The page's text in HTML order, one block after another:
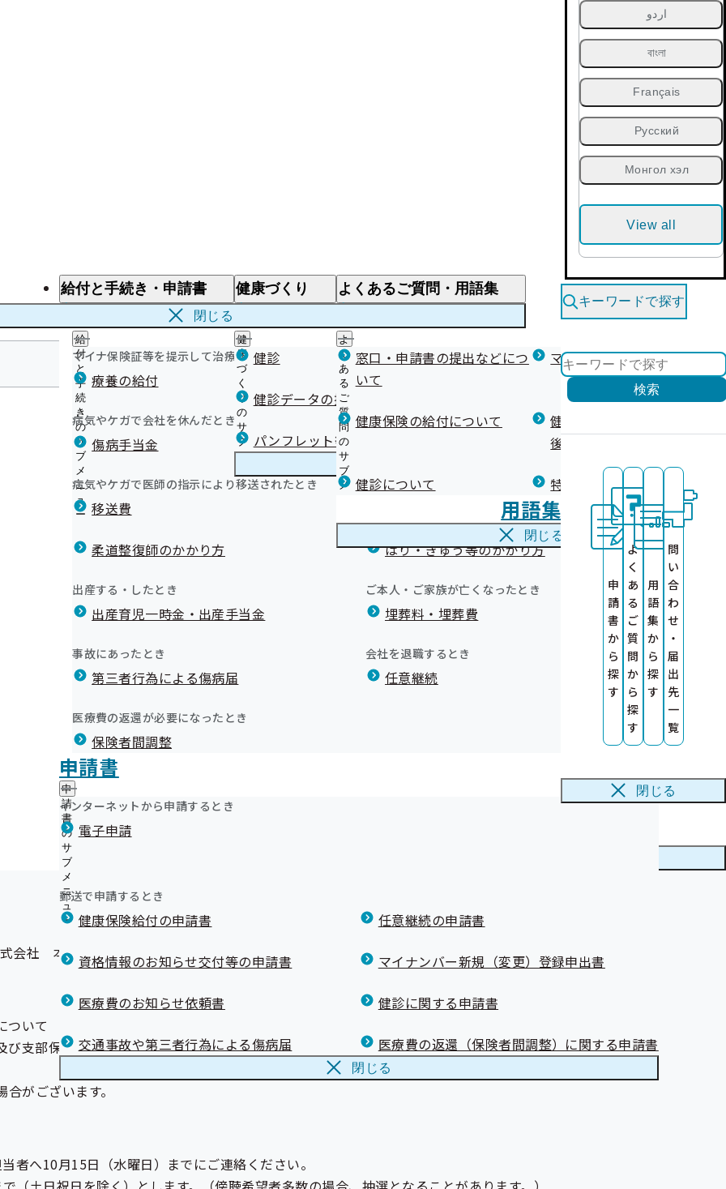
اردو
বাংলা
Français
Русский
Монгол хэл
View all
給付と手続き・申請書
給付と手続き
給
付
と
手
続
き
の
サ
ブ
メ
ニ
ュ
ー
マイナ保険証等を提示して治療を受けるとき
療養の給付
医療費が高額になりそう・なったとき
限度額適用認定・高額療養費・高額介護合算
病気やケガで会社を休んだとき
傷病手当金
医療費の全額を負担したとき
病気やケガで医師の指示により移送されたとき
移送費
海外で急な病気にかかり治療を受けたとき
柔道整復師のかかり方 はり・きゅう等のかかり方
出産する・したとき
出産育児一時金・出産手当金
ご本人・ご家族が亡くなったとき
埋葬料・埋葬費
事故にあったとき
第三者行為による傷病届
会社を退職するとき
任意継続
医療費の返還が必要になったとき
保険者間調整
申請書
申
請
書
の
サ
ブ
メ
ニ
ュ
ー
インターネットから申請するとき
電子申請
郵送で申請するとき
健康保険給付の申請書 任意継続の申請書
資格情報のお知らせ交付等の申請書 マイナンバー新規（変更）登録申出書
医療費のお知らせ依頼書 健診に関する申請書
交通事故や第三者行為による傷病届 医療費の返還（保険者間調整）に関する申請書
閉じる
健康づくり
健
康
づ
く
り
の
サ
ブ
メ
ュ
健診 健診を受けた後の健康づくり
健診データの提供について 健康宣言（コラボヘルス）
パンフレット等（広報） 健康づくりコラム
よくあるご質問・用語集
よ
く
あ
る
ご
質
問
の
サ
ブ
メ
窓口・申請書の提出などにつ
いて
マイナ保険証等関連について
健康保険の給付について
健康保険任意継続制度（退職
後の健康保険）について
健診について 特定保健指導について
用語集
閉じる
閉じる
キーワードで探す
検索
申
請
書
か
ら
探
す
よ
く
あ
る
ご
質
問
か
ら
探
す
用
語
集
か
ら
探
す
問
い
合
わ
せ
・
届
出
先
一
覧
閉じる
奈良支部
奈良支部からのお知らせ
奈良支部の健診・保健指導のご案内
奈
の
生活習慣病予防健診のご案内
人間ドック健診のご案内
特定健康診査（特定健診）のご案内
無料集団健診（特定健診＋無料オプション検査）のご案内
無料！健康サポート（特定保健指導）をご利用ください
定期健康診断（事業者健診）結果のご提供のお願い
被保険者の特定保健指導実施機関の募集について
定期健康診断（事業者健診）結果データを作成いただける健診機関の募
健診実施機関一覧等
「節目健診」「人間ドック健診」に関するよくあるご質問
康
「健康保険委員」のご登録をお願いしています！
令和７年度 健康保険委員表彰を実施しました
健康づくり
身近な病気 脂質異常症
「職場まるごと健康宣言」で職場の健康づくりをしましょう！
健康づくり促進ポスターをご利用ください！
「健康経営優良法人」認定制度にチャレンジしてみましょう!!
第３期保健事業実施計画（データヘルス計画）
支部別スコアリングレポート(奈良支部版)を作成しました
令和8年6月23日に上牧町にて健康経営セミナーを開催します
令和8年8月7日に田原本町にて健康経営セミナーを開催します
令和8年9月8日に奈良市にて健康経営セミナーを開催します
協会けんぽなら健康だより（納入告知書同封リーフレット）
（一財）奈良県社会保険協会機関紙「社会保険なら」
奈良新聞 健康経営「実践企業に学ぶ」
「安価」・「安心」・「安全」のジェネリック医薬品
奈良県内のジェネリック医薬品取り扱い薬局一覧
ジェネリック医薬品に関するアンケートの集計結果・分析について
みんなで取り組もう！インセンティブ制度
【事業所ご担当者様へ】退職する従業員様の退職後の健康保険について
医療機関の適正受診にご協力ください
医療費節約のポイント
健康保険の記号変換
地域医療に関するアンケートの集計結果について
マイナンバーカードの健康保険証利用について
メールマガジン
統計情報
奈良支部について
所在地・連絡先
調達情報
採用情報
個人情報保護
地方自治体及び関係団体との連携協定
情報公開
評議会
事務処理誤り
リンク集
良支部評議会を開催いたします
ることとなりましたのでお知らせいたします。
00から16：00（受付は13:30より行います）
会社 本社４階
ついて
支部保険者機能強化予算の策定に向けた意見交換
がございます。
者へ10月15日（水曜日）までにご連絡ください。